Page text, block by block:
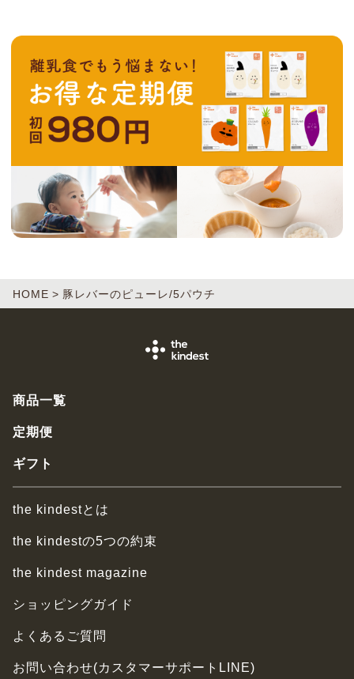
HOME 豚レバーのピューレ/5パウチ
商品一覧
定期便
ギフト
the kindestとは
the kindestの5つの約束
the kindest magazine
ショッピングガイド
よくあるご質問
お問い合わせ(カスタマーサポートLINE)